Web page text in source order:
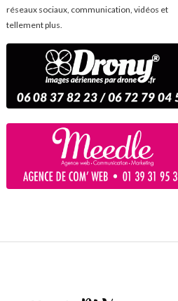
réseaux sociaux, communication, vidéos et
tellement plus.